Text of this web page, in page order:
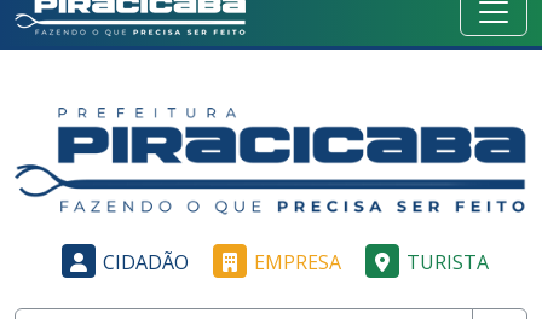
CIDADÃO EMPRESA TURISTA